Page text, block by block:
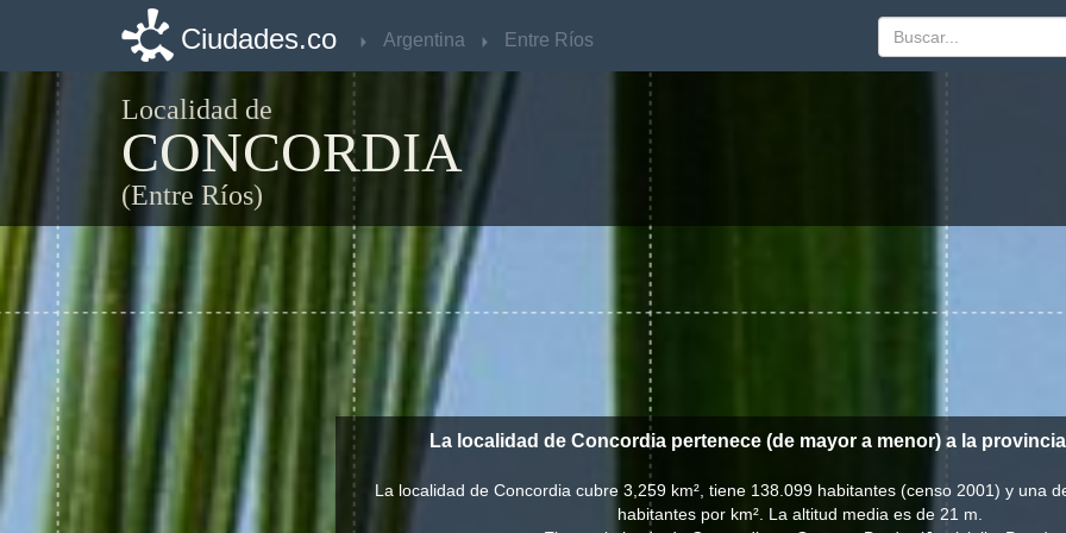
Ciudades.co Argentina Entre Ríos
Localidad de
CONCORDIA
(Entre Ríos)
La localidad de Concordia pertenece (de mayor a menor) a la provincia
La localidad de Concordia cubre 3,259 km², tiene 138.099 habitantes (censo 2001) y una
habitantes por km². La altitud media es de 21 m.
Ciudades.co Argentina Entre Ríos